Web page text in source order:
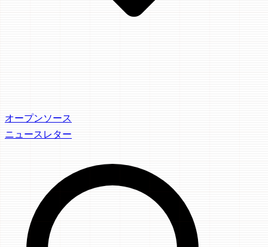
オープンソース
ニュースレター